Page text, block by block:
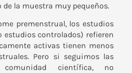
la muestra muy pequeños.
premenstrual, los estudios
estudios controlados) refieren
activas tienen menos
Pero si seguimos las
científica, no